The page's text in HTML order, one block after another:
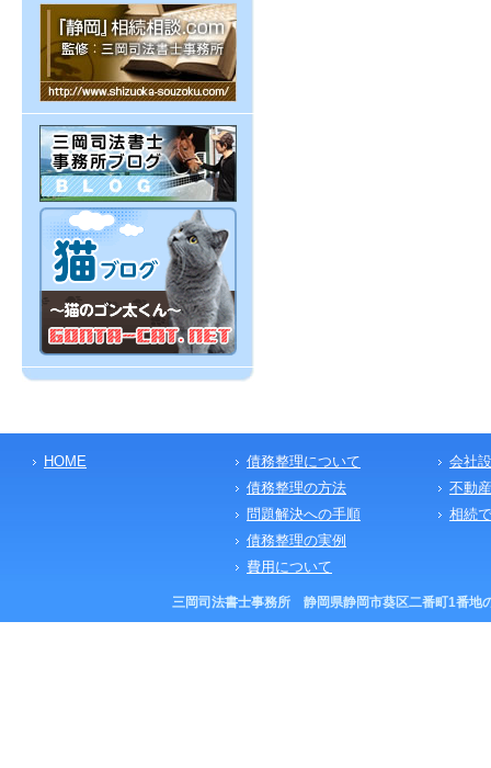
HOME
債務整理について
債務整理の方法
問題解決への手順
債務整理の実例
費用について
会社
不動
相続
三岡司法書士事務所 静岡県静岡市葵区二番町1番